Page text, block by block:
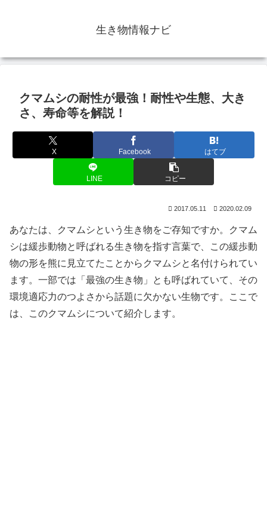
生き物情報ナビ
クマムシの耐性が最強！耐性や生態、大き
さ、寿命等を解説！
X Facebook はてブ
LINE コピー
2017.05.11 2020.02.09
あなたは、クマムシという生き物をご存知ですか。クマム
シは緩歩動物と呼ばれる生き物を指す言葉で、この緩歩動
物の形を熊に見立てたことからクマムシと名付けられてい
ます。一部では「最強の生き物」とも呼ばれていて、その
環境適応力のつよさから話題に欠かない生物です。ここで
は、このクマムシについて紹介します。